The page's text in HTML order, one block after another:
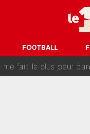
FOOTBALL
terminé, DAZN a fait
conditions pour
peur dans le fait de